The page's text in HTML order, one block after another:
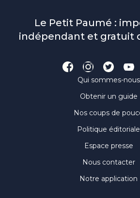
Le Petit Paumé :
indépendant et gratuit
Qui sommes-nous
Obtenir un guide
Nos coups de
Politique éditoriale
Espace presse
Nous contacter
Notre application